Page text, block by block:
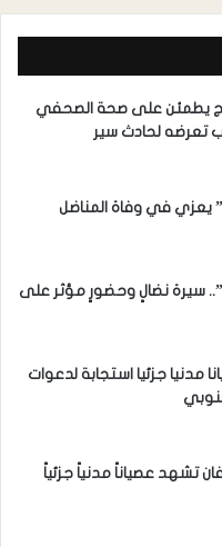
يطمئن على صحة الصحفي
تعرضه لحادث سير
يعزي في وفاة المناضل
سيرة نضالٍ وحضورٍ مؤثر على
مدنيا جزئيا استجابة لدعوات
تشهد عصياناً مدنياً جزئياً